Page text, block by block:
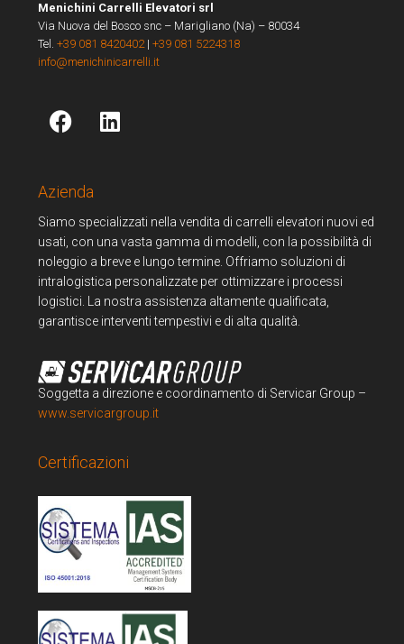
Menichini Carrelli Elevatori srl
Via Nuova del Bosco snc – Marigliano (Na) – 80034
Tel.+39 081 8420402|+39 081 5224318
info@menichinicarrelli.it
Azienda
Siamo specializzati nella vendita di carrelli elevatori nuovi ed
usati, con una vasta gamma di modelli, con la possibilità di
noleggio a breve e lungo termine. Offriamo soluzioni di
intralogistica personalizzate per ottimizzare i processi
logistici. La nostra assistenza altamente qualificata,
garantisce interventi tempestivi e di alta qualità.
Soggetta a direzione e coordinamento di Servicar Group –
www.servicargroup.it
Certificazioni